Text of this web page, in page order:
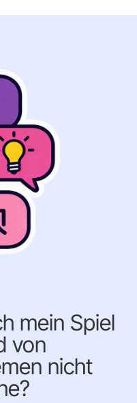
mein Spiel
von
nicht